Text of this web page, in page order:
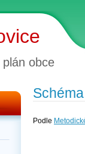
obce
Podle